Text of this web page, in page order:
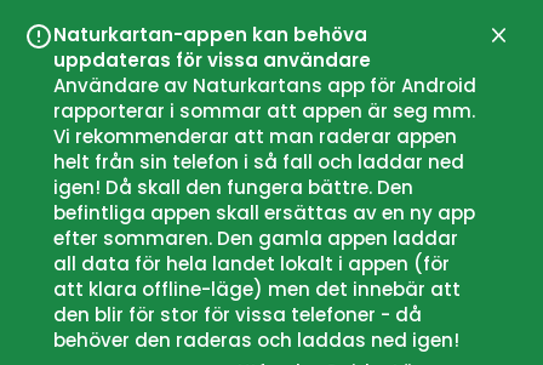
Naturkartan-appen kan behöva
uppdateras för vissa användare
Användare av Naturkartans app för Android
rapporterar i sommar att appen är seg mm.
Vi rekommenderar att man raderar appen
helt från sin telefon i så fall och laddar ned
igen! Då skall den fungera bättre. Den
befintliga appen skall ersättas av en ny app
efter sommaren. Den gamla appen laddar
all data för hela landet lokalt i appen (för
att klara offline-läge) men det innebär att
den blir för stor för vissa telefoner - då
behöver den raderas och laddas ned igen!